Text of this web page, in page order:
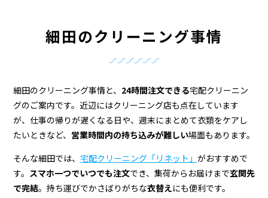
配
ク
リ
ー
ニ
細田のクリーニング事情
細田のクリーニング事情と、 24時間注文できる宅配クリーニン
グのご案内です。近辺にはクリーニング店も点在しています
が、仕事の帰りが遅くなる日や、週末にまとめて衣類をケアし
たいときなど、 営業時間内の持ち込みが難しい場面もあります。
そんな細田では、 宅配クリーニング「リネット」 がおすすめで
す。 スマホ一つでいつでも注文でき、集荷からお届けまで玄関先
で完結。持ち運びでかさばりがちな衣替えにも便利です。